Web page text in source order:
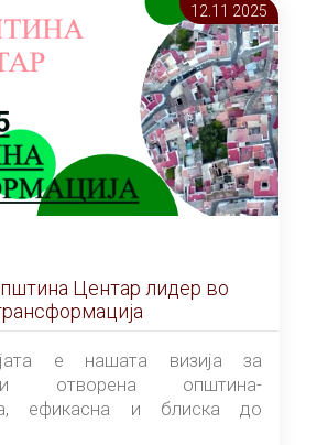
12.11 2025
Центар лидер во
е нашата визија за
отворена општина-
ефикасна и блиска до